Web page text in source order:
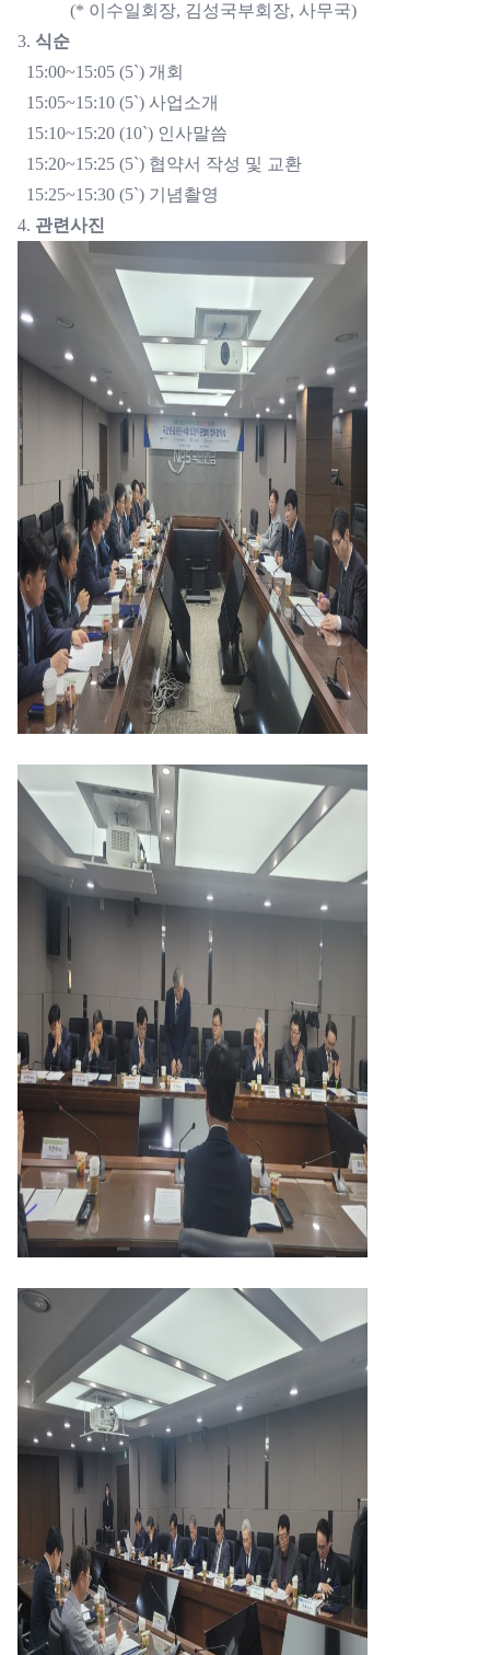
(* 이수일회장, 김성국부회장, 사무국)
3. 식순
15:00~15:05 (5`) 개회
15:05~15:10 (5`) 사업소개
15:10~15:20 (10`) 인사말씀
15:20~15:25 (5`) 협약서 작성 및 교환
15:25~15:30 (5`) 기념촬영
4. 관련사진